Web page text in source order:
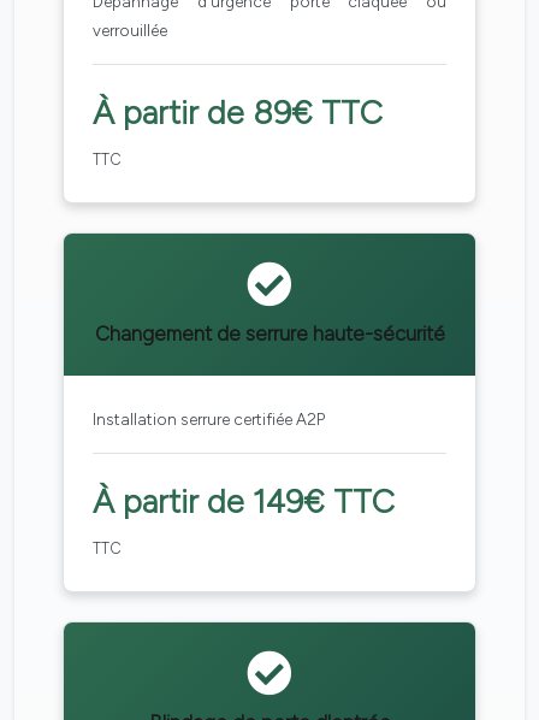
verrouillée
À partir de 89€ TTC
TTC
Changement de serrure haute-sécurité
Installation serrure certifiée A2P
À partir de 149€ TTC
TTC